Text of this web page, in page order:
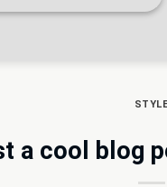
a cool blog